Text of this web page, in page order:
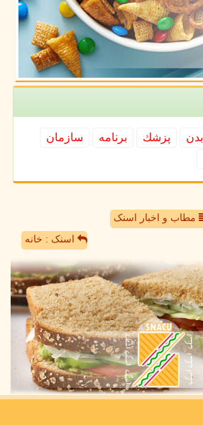
بدن پزشك برنامه
سازمان
مطاب و اخبار اسنک
اسنک : خانه